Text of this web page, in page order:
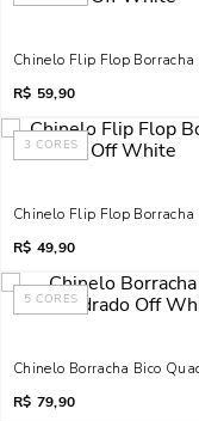
Chinelo Flip Flop Borracha
R$ 59,90
3 CORES
Chinelo Flip Flop Borracha
R$ 49,90
5 CORES
Chinelo Borracha Bico
R$ 79,90